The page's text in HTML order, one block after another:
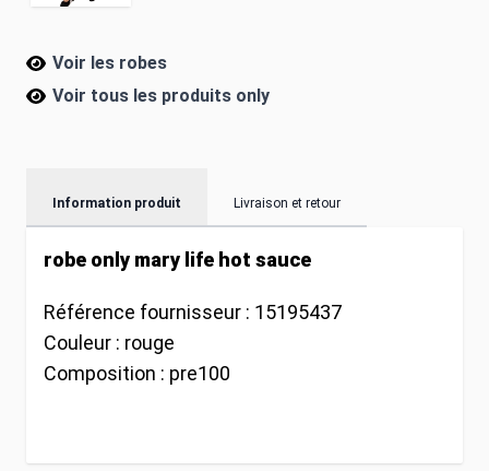
Voir les robes
Voir tous les produits only
Information produit Livraison et retour
robe only mary life hot sauce
Référence fournisseur : 15195437
Couleur : rouge
Composition : pre100